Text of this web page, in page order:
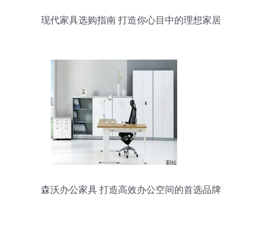
现代家具选购指南 打造你心目中的理想家居
森沃办公家具 打造高效办公空间的首选品牌